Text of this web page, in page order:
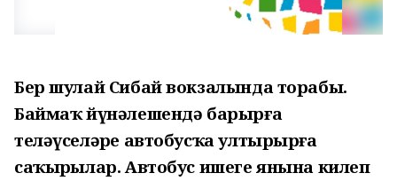
Бер шулай Сибай вокзалында торабыҙ.
Баймаҡ йүнәлешендә барырға
теләүселәрҙе автобусҡа ултырырға
саҡырҙылар. Автобус ишеге янына килеп